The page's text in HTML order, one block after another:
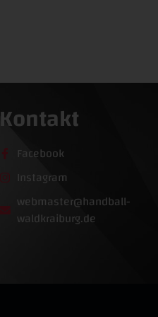
Kontakt
Facebook
Instagram
webmaster@handball-
waldkraiburg.de